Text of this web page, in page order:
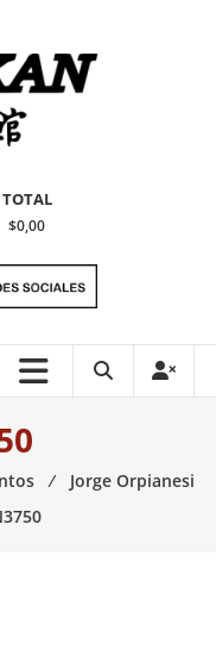
TOTAL
$0,00
⁄
Jorge Orpianesi